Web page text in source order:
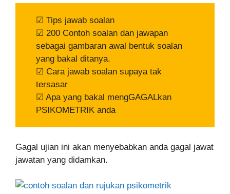
☑ Tips jawab soalan
☑ 200 Contoh soalan dan jawapan
sebagai gambaran awal bentuk soalan
yang bakal ditanya.
☑ Cara jawab soalan supaya tak
tersasar
☑ Apa yang bakal mengGAGALkan
PSIKOMETRIK anda
Gagal ujian ini akan menyebabkan anda gagal jawat
jawatan yang didamkan.